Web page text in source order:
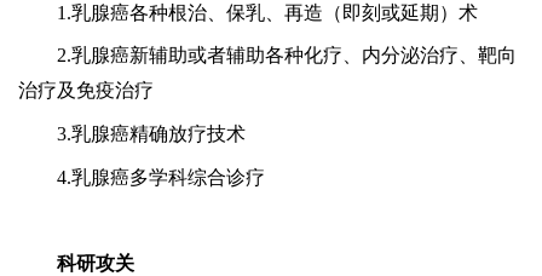
1.乳腺癌各种根治、保乳、再造（即刻或延期）术
2.乳腺癌新辅助或者辅助各种化疗、内分泌治疗、靶向
治疗及免疫治疗
3.乳腺癌精确放疗技术
4.乳腺癌多学科综合诊疗
科研攻关